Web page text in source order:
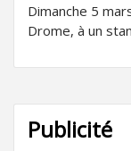
Dimanche 5
Drome, à un
Publicité